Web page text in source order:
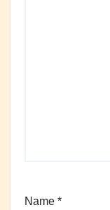
Name *